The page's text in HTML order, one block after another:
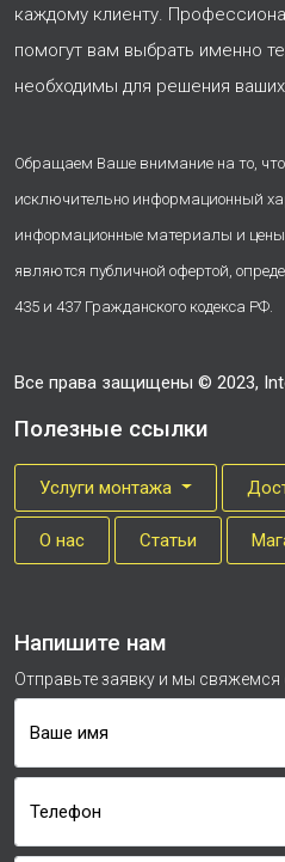
каждому клиенту.
помогут вам выбрать именно
необходимы для решения
Обращаем Ваше внимание на то,
исключительно информационный
информационные материалы и
являются публичной офертой,
435 и 437 Гражданского кодекса РФ.
Все права защищены © 2023,
Полезные ссылки
Услуги монтажа
О нас Cтатьи
Напишите нам
Отправьте заявку и мы свяжемся
Ваше имя
Телефон